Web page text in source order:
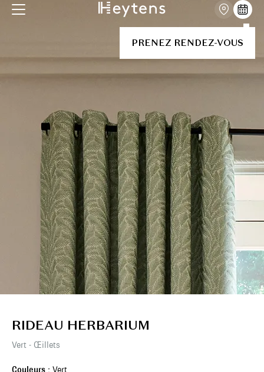
PRENEZ RENDEZ-VOUS
RIDEAU HERBARIUM
Vert - Œillets
Couleurs : Vert